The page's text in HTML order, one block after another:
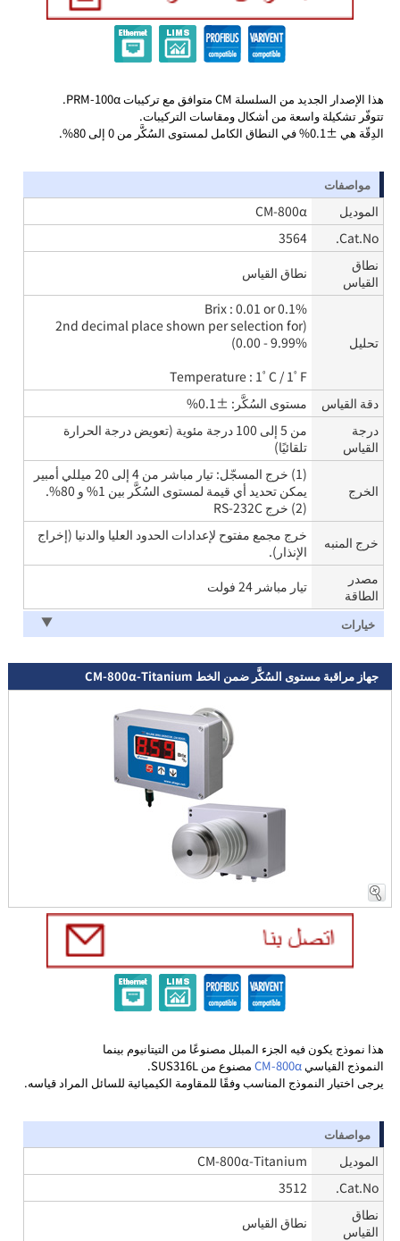
هذا الإصدار الجديد من السلسلة CM متوافق مع تركيبات PRM-100α.
تتوفّر تشكيلة واسعة من أشكال ومقاسات التركيبات.
الدِقّة هي ±0.1% في النطاق الكامل لمستوى السُكَّر من 0 إلى 80%.
مواصفات
الموديل
CM-800α
Cat.No.
3564
نطاق
القياس
نطاق القياس
تحليل
Brix : 0.01 or 0.1%
(2nd decimal place shown per selection for
0.00 - 9.99%)
Temperature : 1ﾟC / 1ﾟF
دقة القياس
مستوى السُكَّر: ±0.1%
درجة
القياس
من 5 إلى 100 درجة مئوية (تعويض درجة الحرارة
تلقائيًا)
الخرج
(1) خرج المسجّل: تيار مباشر من 4 إلى 20 ميللي أمبير
يمكن تحديد أي قيمة لمستوى السُكَّر بين 1% و 80%.
(2) خرج RS-232C
خرج المنبه
خرج مجمع مفتوح لإعدادات الحدود العليا والدنيا (إخراج
الإنذار).
مصدر
الطاقة
تيار مباشر 24 فولت
خيارات
جهاز مراقبة مستوى السُكَّر ضمن الخط CM-800α-Titanium
هذا نموذج يكون فيه الجزء المبلل مصنوعًا من التيتانيوم بينما
النموذج القياسي CM-800αمصنوع من SUS316L.
يرجى اختيار النموذج المناسب وفقًا للمقاومة الكيميائية للسائل المراد قياسه.
مواصفات
الموديل
CM-800α-Titanium
Cat.No.
3512
نطاق
القياس
نطاق القياس